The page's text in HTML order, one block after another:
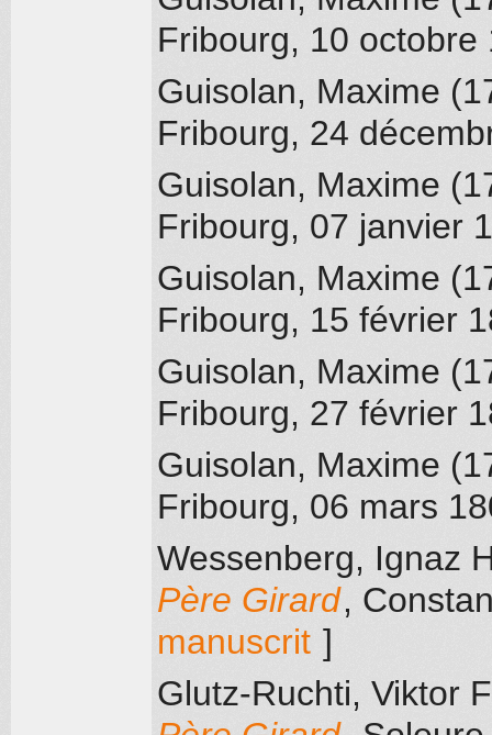
Fribourg, 10 octobre
Guisolan, Maxime
Fribourg, 24
Guisolan, Maxime
Fribourg, 07 janvier
Guisolan, Maxime
Fribourg, 15 février
Guisolan, Maxime
Fribourg, 27 février
Guisolan, Maxime
Fribourg, 06 mars
Wessenberg, Ignaz
Père Girard,
manuscrit ]
Glutz-Ruchti, Viktor